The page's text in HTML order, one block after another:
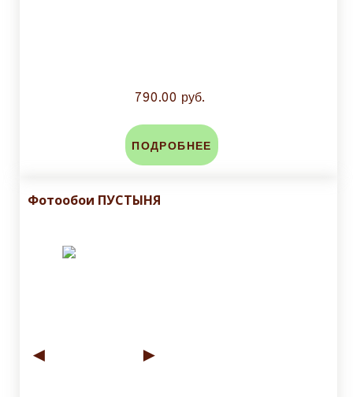
790.00 руб.
ПОДРОБНЕЕ
Фотообои ПУСТЫНЯ
◄ ►